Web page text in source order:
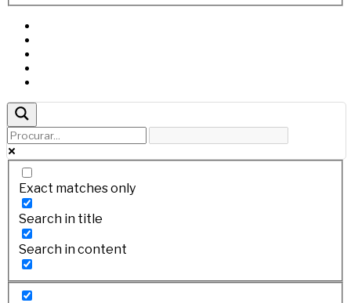
Exact matches only
Search in title
Search in content